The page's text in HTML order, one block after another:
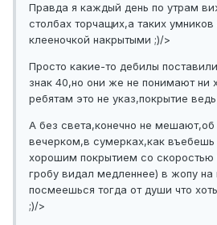
Правда я каждый день по утрам
столбах торчащих,а таких умников
клееночкой накрытыми ;)/>
Просто какие-то дебилы
знак 40,но они же не понимают ни
ребятам это не указ,покрытие
А без света,конечно не мешают,об
вечерком,в сумерках,как
хорошим покрытием со скоростью
гробу видал медленнее) в жопу на
посмеешься тогда от души что
;)/>